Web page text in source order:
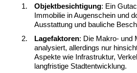
Objektbesichtigung: Ein
Immobilie in Augenschein und
Ausstattung und bauliche
Lagefaktoren: Die Makro- und
analysiert, allerdings nur
Aspekte wie Infrastruktur,
langfristige Stadtentwicklung.